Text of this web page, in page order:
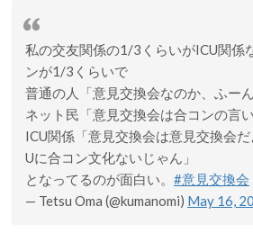
私の交友関係の1/3くらいがICU関係
ンが1/3くらいで
普通の人「意見交換会なのか、ふーん
ネット民「意見交換会は合コンの言い
ICU関係「意見交換会は意見交換会
Uに合コン文化ないじゃん」
となってるのが面白い。 #意見交換会
— Tetsu Oma (@kumanomi) May 16,